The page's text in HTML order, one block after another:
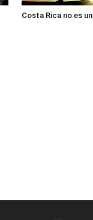
Costa Rica no es